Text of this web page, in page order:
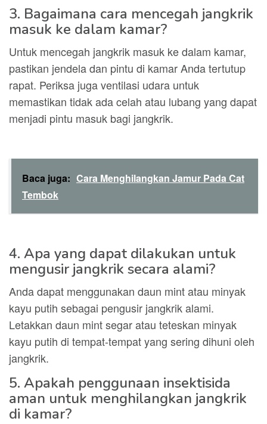
3. Bagaimana cara mencegah jangkrik
masuk ke dalam kamar?
Untuk mencegah jangkrik masuk ke dalam kamar,
pastikan jendela dan pintu di kamar Anda tertutup
rapat. Periksa juga ventilasi udara untuk
memastikan tidak ada celah atau lubang yang dapat
menjadi pintu masuk bagi jangkrik.
Baca juga: Cara Menghilangkan Jamur Pada Cat
Tembok
4. Apa yang dapat dilakukan untuk
mengusir jangkrik secara alami?
Anda dapat menggunakan daun mint atau minyak
kayu putih sebagai pengusir jangkrik alami.
Letakkan daun mint segar atau teteskan minyak
kayu putih di tempat-tempat yang sering dihuni oleh
jangkrik.
5. Apakah penggunaan insektisida
aman untuk menghilangkan jangkrik
di kamar?